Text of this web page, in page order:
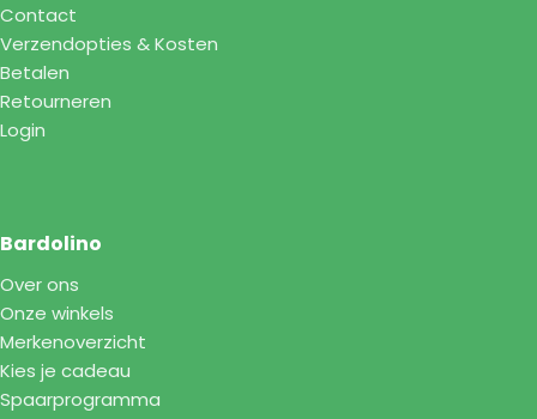
Contact
Verzendopties & Kosten
Betalen
Retourneren
Login
Bardolino
Over ons
Onze winkels
Merkenoverzicht
Kies je cadeau
Spaarprogramma